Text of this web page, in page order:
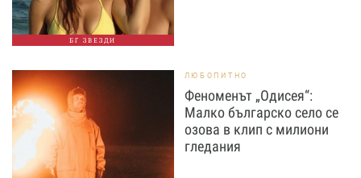
БГ ЗВЕЗДИ
ЛЮБОПИТНО
Феноменът „Одисея“:
Малко българско село се
озова в клип с милиони
гледания